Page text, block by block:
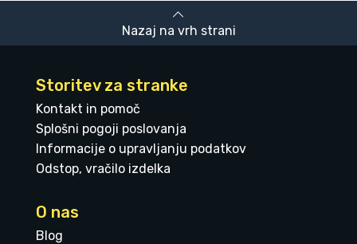
Nazaj na vrh strani
Storitev za stranke
Kontakt in pomoč
Splošni pogoji poslovanja
Informacije o upravljanju podatkov
Odstop, vračilo izdelka
O nas
Blog